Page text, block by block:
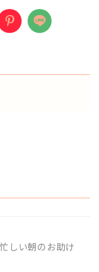
しい朝のお助け